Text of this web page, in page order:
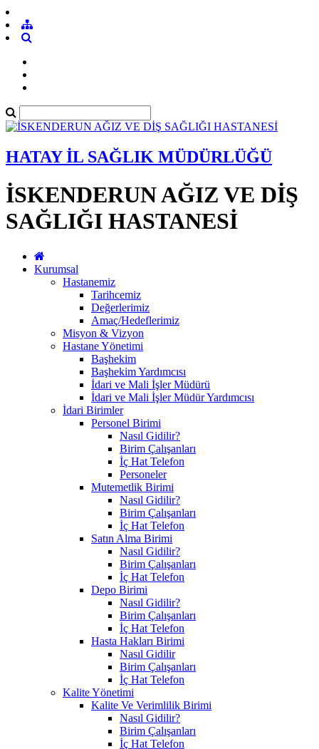
HATAY İL SAĞLIK MÜDÜRLÜĞÜ
İSKENDERUN AĞIZ VE DİŞ
SAĞLIĞI HASTANESİ
Kurumsal
Hastanemiz
Tarihcemiz
Değerlerimiz
Amaç/Hedeflerimiz
Misyon & Vizyon
Hastane Yönetimi
Başhekim
Başhekim Yardımcısı
İdari ve Mali İşler Müdürü
İdari ve Mali İşler Müdür Yardımcısı
İdari Birimler
Personel Birimi
Nasıl Gidilir?
Birim Çalışanları
İç Hat Telefon
Personeler
Mutemetlik Birimi
Nasıl Gidilir?
Birim Çalışanları
İç Hat Telefon
Satın Alma Birimi
Nasıl Gidilir?
Birim Çalışanları
İç Hat Telefon
Depo Birimi
Nasıl Gidilir?
Birim Çalışanları
İç Hat Telefon
Hasta Hakları Birimi
Nasıl Gidilir
Birim Çalışanları
İç Hat Telefon
Kalite Yönetimi
Kalite Ve Verimlilik Birimi
Nasıl Gidilir?
Birim Çalışanları
İç Hat Telefon